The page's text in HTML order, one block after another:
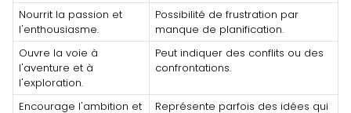
Nourrit la passion et
l'enthousiasme.
Possibilité de frustration par
manque de planification.
Ouvre la voie à
l'aventure et à
l'exploration.
Peut indiquer des conflits ou des
confrontations.
Encourage l'ambition et Représente parfois des idées qui